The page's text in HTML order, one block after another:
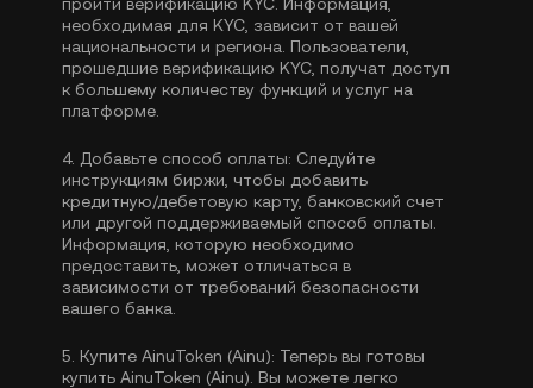
необходимая для KYC, зависит от вашей
национальности и региона. Пользователи,
прошедшие верификацию KYC, получат доступ
к большему количеству функций и услуг на
платформе.
4. Добавьте способ оплаты: Следуйте
инструкциям биржи, чтобы добавить
кредитную/дебетовую карту, банковский счет
или другой поддерживаемый способ оплаты.
Информация, которую необходимо
предоставить, может отличаться в
зависимости от требований безопасности
вашего банка.
5. Купите AinuToken (Ainu): Теперь вы готовы
купить AinuToken (Ainu). Вы можете легко